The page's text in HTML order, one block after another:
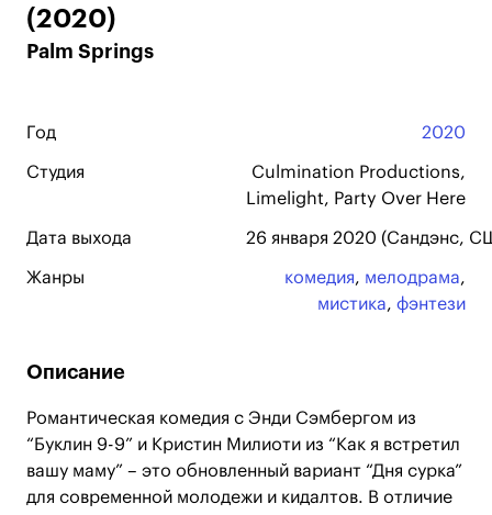
(2020)
Palm Springs
Год 2020
Студия
Culmination Productions,
Limelight, Party Over Here
Дата выхода 26 января 2020 (Сандэнс,
Жанры комедия, мелодрама,
мистика, фэнтези
Описание
Романтическая комедия с Энди Сэмбергом из
“Буклин 9-9” и Кристин Милиоти из “Как я встретил
вашу маму” – это обновленный вариант “Дня сурка”
для современной молодежи и кидалтов. В отличие